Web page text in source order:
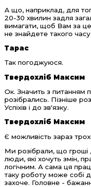
А що, наприклад, для
20-30 хвилин задля
вимагати, щоб Вам за
не знайдете такого
Тарас
Так погоджуюся.
Твердохліб Максим
Ок. Значить з питанням
розібрались. Пізніше
Успіхів і до зв'язку.
Твердохліб Максим
Є можливість зараз
Ми розібрали, що гроші
люди, які хочуть змін,
логічним. А сама ця
таку роботу може собі
захоче. Головне -